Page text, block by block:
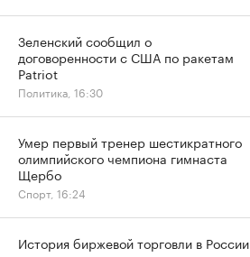
Зеленский сообщил о
договоренности с США по ракетам
Patriot
Политика, 16:30
Умер первый тренер шестикратного
олимпийского чемпиона гимнаста
Щербо
Спорт, 16:24
История биржевой торговли в России